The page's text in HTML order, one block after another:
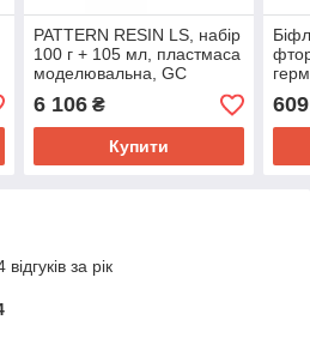
PATTERN RESIN LS, набір
100 г + 105 мл, пластмаса
моделювальна, GC
6 106₴
Купити
609
за рік